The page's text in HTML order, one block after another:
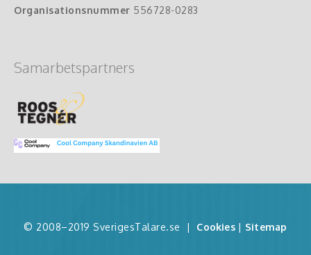
Organisationsnummer 556728-0283
Samarbetspartners
© 2008–2019 SverigesTalare.se | Cookies | Sitemap